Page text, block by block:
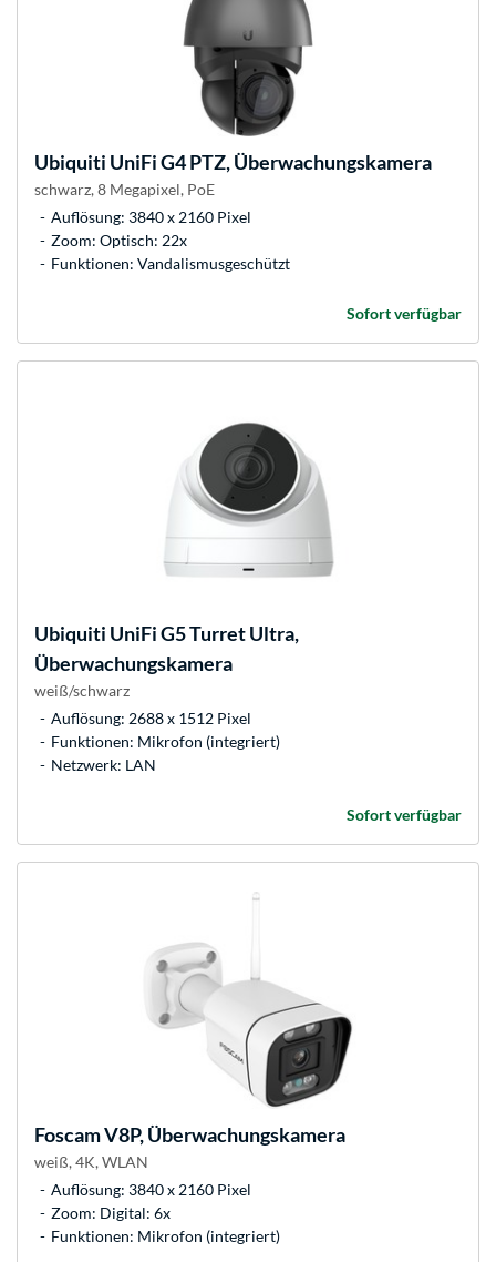
Ubiquiti UniFi G4 PTZ, Überwachungskamera
schwarz, 8 Megapixel, PoE
Auflösung: 3840 x 2160 Pixel
Zoom: Optisch: 22x
Funktionen: Vandalismusgeschützt
Sofort verfügbar
Ubiquiti UniFi G5 Turret Ultra,
Überwachungskamera
weiß/schwarz
Auflösung: 2688 x 1512 Pixel
Funktionen: Mikrofon (integriert)
Netzwerk: LAN
Sofort verfügbar
FoscamV8P, Überwachungskamera
weiß, 4K, WLAN
Auflösung: 3840 x 2160 Pixel
Zoom: Digital: 6x
Funktionen: Mikrofon (integriert)